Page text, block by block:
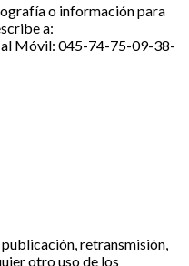
o información para
a:
Móvil: 045-74-75-09-38-
retransmisión,
otro uso de los